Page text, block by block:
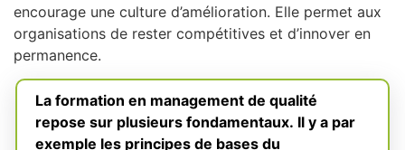
encourage une culture d’amélioration. Elle permet aux
organisations de rester compétitives et d’innover en
permanence.
La formation en management de qualité
repose sur plusieurs fondamentaux. Il y a par
exemple les principes de bases du